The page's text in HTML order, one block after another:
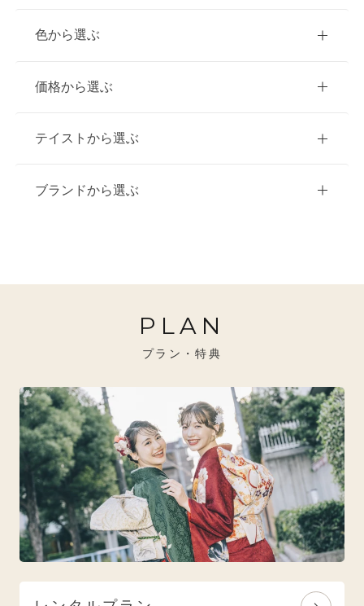
色から選ぶ
赤
価格から選ぶ
ご購入
10万円台以下
20万円～26万円未満
26万円～31万円未満
テイストから選ぶ
クラシック
クール
ナチュラル
ブランドから選ぶ
イエベ秋におすすめ
ブルべ夏におすすめ
ブルべ冬におすすめ
特選技法
オリジナルブランド
人気モデルブランド
PLAN
プラン・特典